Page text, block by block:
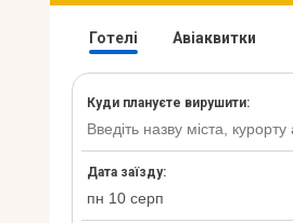
Країни
Інфо
Контакти